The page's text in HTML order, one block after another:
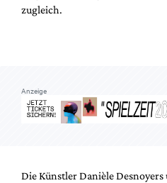
Suche
zugleich.
Anzeige
Die Künstler Danièle Desnoyers